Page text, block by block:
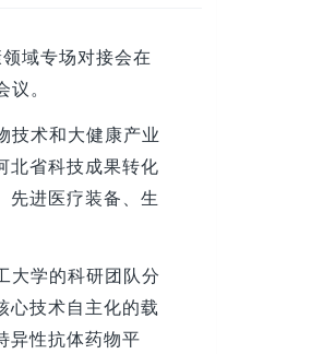
域专场对接会在
。
技术和大健康产业
北省科技成果转化
先进医疗装备、生
大学的科研团队分
心技术自主化的载
异性抗体药物平